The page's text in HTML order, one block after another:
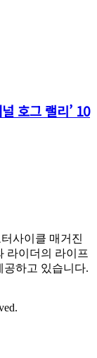
호그 랠리’ 10
사이클 매거진
라이더의 라이프
공하고 있습니다.